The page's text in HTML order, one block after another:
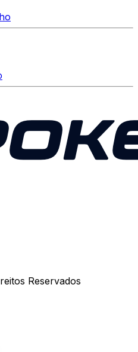
Reservados